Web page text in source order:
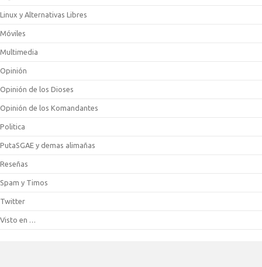
Linux y Alternativas Libres
Móviles
Multimedia
Opinión
Opinión de los Dioses
Opinión de los Komandantes
Politica
PutaSGAE y demas alimañas
Reseñas
Spam y Timos
Twitter
Visto en …